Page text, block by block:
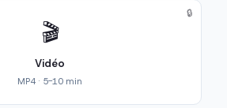
🎬
Vidéo
MP4 · 5-10 min
🔒